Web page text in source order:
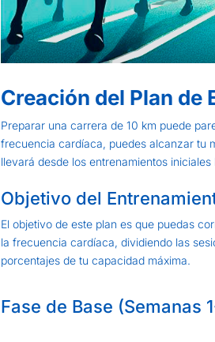
Creación del Plan de
Preparar una carrera de 10 km puede
frecuencia cardíaca, puedes alcanzar tu
llevará desde los entrenamientos
Objetivo del
El objetivo de este plan es que puedas
la frecuencia cardíaca, dividiendo las
porcentajes de tu capacidad máxima.
Fase de Base (Semanas